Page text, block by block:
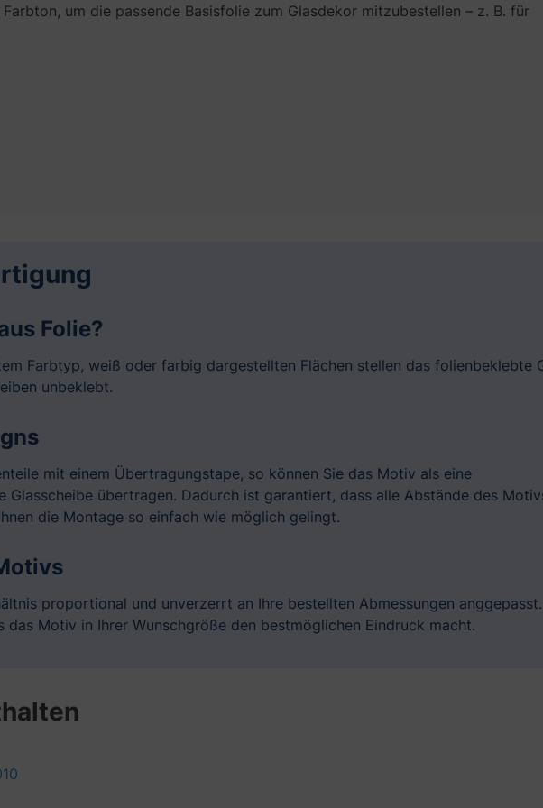
um die passende Basisfolie zum Glasdekor mitzubestellen – z. B. für
Folie?
Farbtyp, weiß oder farbig dargestellten Flächen stellen das folienbeklebte
unbeklebt.
mit einem Übertragungstape, so können Sie das Motiv als eine
Glasscheibe übertragen. Dadurch ist garantiert, dass alle Abstände des
die Montage so einfach wie möglich gelingt.
proportional und unverzerrt an Ihre bestellten Abmessungen
Motiv in Ihrer Wunschgröße den bestmöglichen Eindruck macht.